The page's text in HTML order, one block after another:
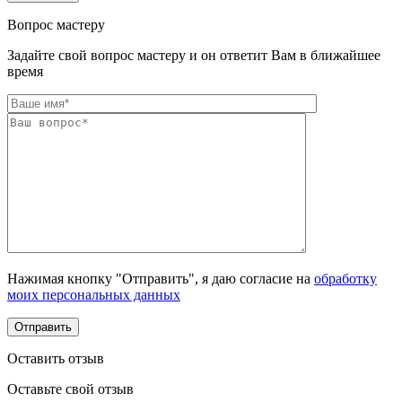
Вопрос мастеру
Задайте свой вопрос мастеру и он ответит Вам в ближайшее
время
Нажимая кнопку "Отправить", я даю согласие на обработку
моих персональных данных
Оставить отзыв
Оставьте свой отзыв